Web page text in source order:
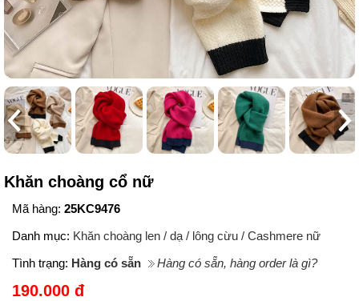
Khăn choàng cổ nữ
Mã hàng: 25KC9476
Danh mục: Khăn choàng len / dạ / lông cừu / Cashmere nữ
Tình trạng: Hàng có sẵn Hàng có sẵn, hàng order là gì?
190.000 đ